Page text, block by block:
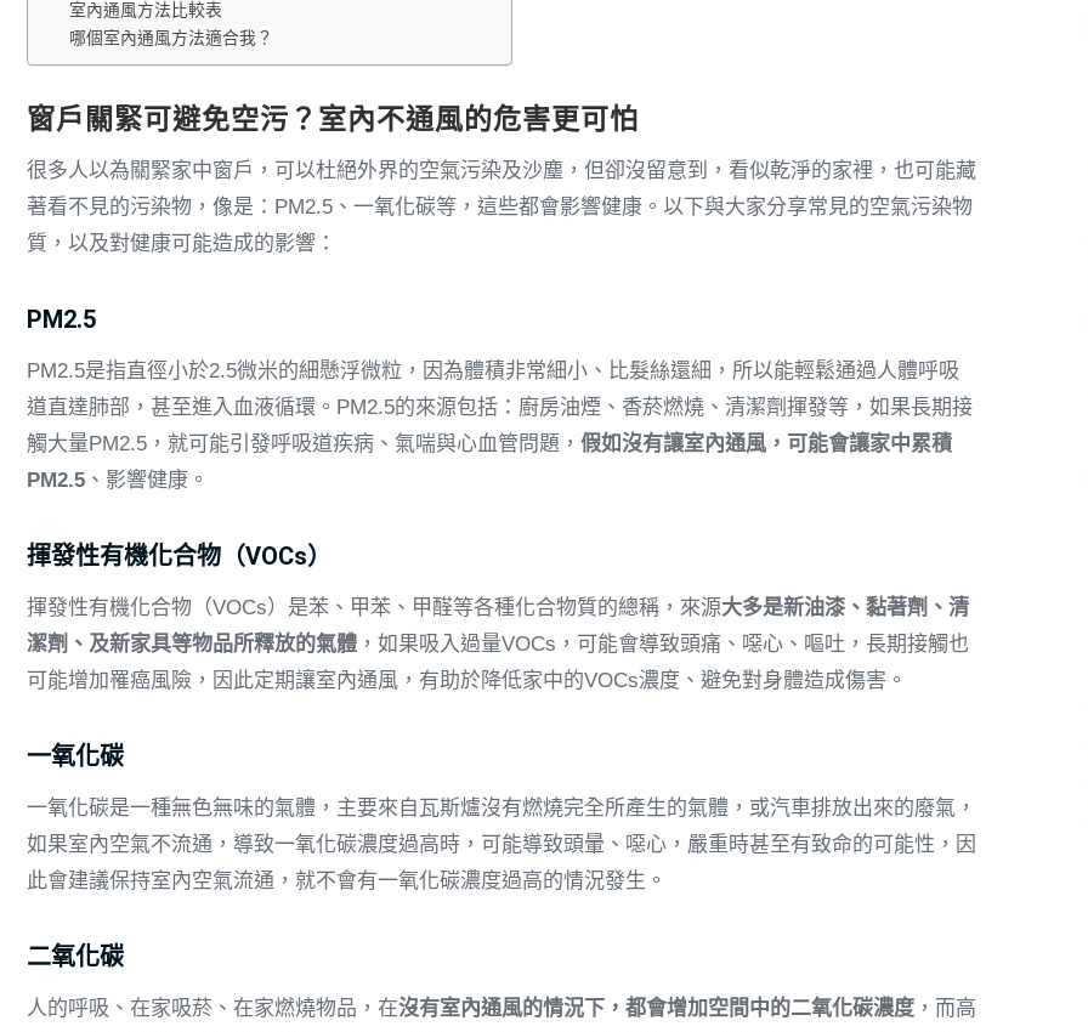
室內通風方法比較表
哪個室內通風方法適合我？
窗戶關緊可避免空污？室內不通風的危害更可怕
很多人以為關緊家中窗戶，可以杜絕外界的空氣污染及沙塵，但卻沒留意到，看似乾淨的家裡，也可能藏
著看不見的污染物，像是：PM2.5、一氧化碳等，這些都會影響健康。以下與大家分享常見的空氣污染物
質，以及對健康可能造成的影響：
PM2.5
PM2.5是指直徑小於2.5微米的細懸浮微粒，因為體積非常細小、比髮絲還細，所以能輕鬆通過人體呼吸
道直達肺部，甚至進入血液循環。PM2.5的來源包括：廚房油煙、香菸燃燒、清潔劑揮發等，如果長期接
觸大量PM2.5，就可能引發呼吸道疾病、氣喘與心血管問題， 假如沒有讓室內通風，可能會讓家中累積
PM2.5 、影響健康。
揮發性有機化合物（VOCs）
揮發性有機化合物（VOCs）是苯、甲苯、甲醛等各種化合物質的總稱，來源大多是新油漆、黏著劑、清
潔劑、及新家具等物品所釋放的氣體 ，如果吸入過量VOCs，可能會導致頭痛、噁心、嘔吐，長期接觸也
可能增加罹癌風險，因此定期讓室內通風，有助於降低家中的VOCs濃度、避免對身體造成傷害。
一氧化碳
一氧化碳是一種無色無味的氣體，主要來自瓦斯爐沒有燃燒完全所產生的氣體，或汽車排放出來的廢氣，
如果室內空氣不流通，導致一氧化碳濃度過高時，可能導致頭暈、噁心，嚴重時甚至有致命的可能性，因
此會建議保持室內空氣流通，就不會有一氧化碳濃度過高的情況發生。
二氧化碳
人的呼吸、在家吸菸、在家燃燒物品，在沒有室內通風的情況下，都會增加空間中的二氧化碳濃度 ，而高